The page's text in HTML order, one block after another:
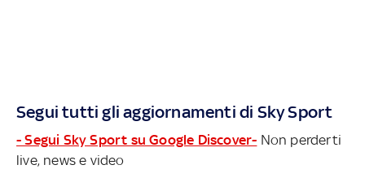
Segui tutti gli aggiornamenti di Sky Sport
- Segui Sky Sport su Google Discover- Non perderti
live, news e video